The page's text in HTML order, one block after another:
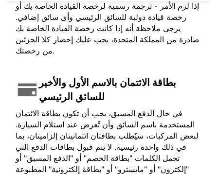
إذا لزم الأمر - ترجمة رسمية لرخصة القيادة الخاصة بك أو
رخصة قيادة دولية للسائق الرئيسي وأي سائق إضافي.
يرجى ملاحظة أنه إذا كانت رخصة القيادة الخاصة بك
صادرة من المملكة المتحدة، يجب عليك إحضار كلا الجزئين
من رخصتك.
بطاقة الائتمان بالاسم الأول والأخير
للسائق الرئيسي
في حال الدفع المسبق، يجب أن تكون بطاقة الائتمان
المستخدمة باسم السائق وأن تُعرض عند استلام السيارة.
لبعض المركبات، سيُطلب بطاقتان ائتمانيتان إلزاميتان، بما
في ذلك واحدة رئيسية. لا يتم قبول بطاقات الدفع التي
تحمل الكلمات "بطاقة الخصم" أو "الدفع المسبق" أو
"إلكترون" أو "مايسترو" أو "بطاقة إلكترونية" المطبوعة